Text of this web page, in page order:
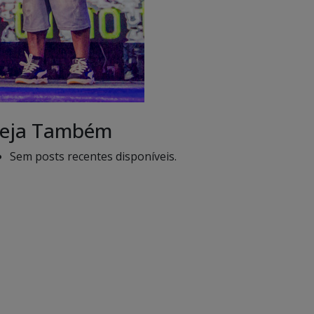
Também
Sem posts recentes disponíveis.